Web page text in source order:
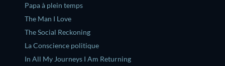
‎Papa à plein temps
The Man I Love
The Social Reckoning
La Conscience politique
In All My Journeys I Am Returning